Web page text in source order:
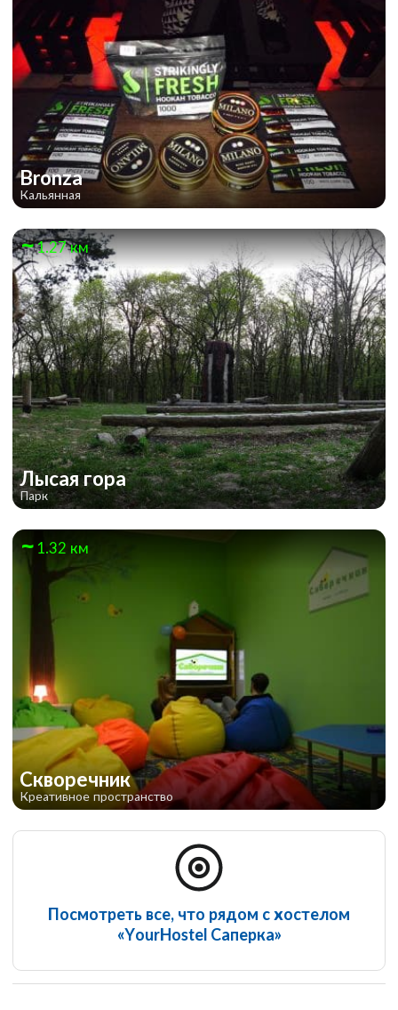
YourHostel на Арсенальной
YourHostel Podol
YourHostel Club
Bronza
Кальянная
1.27 км
Лысая гора
Парк
1.32 км
Скворечник
Креативное пространство
Посмотреть все, что рядом с хостелом
«YourHostel Саперка»